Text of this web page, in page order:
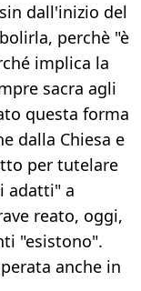
dall'inizio del
perchè "è
implica la
sacra agli
questa forma
dalla Chiesa e
per tutelare
adatti" a
reato, oggi,
"esistono".
anche in